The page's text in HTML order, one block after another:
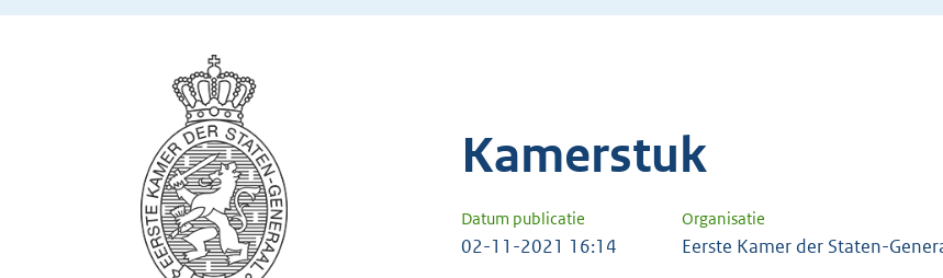
Kamerstuk
Datum publicatie Organisatie
02-11-2021 16:14 Eerste Kamer der Staten-